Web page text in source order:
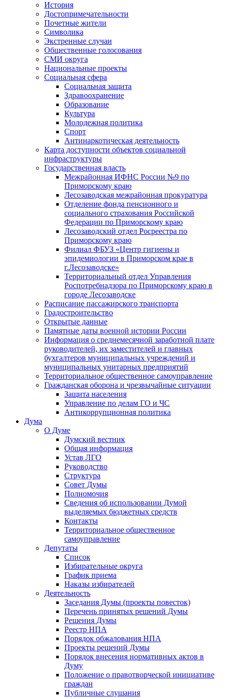
История
Достопримечательности
Почетные жители
Символика
Экстренные случаи
Общественные голосования
СМИ округа
Национальные проекты
Социальная сфера
Социальная защита
Здравоохранение
Образование
Культура
Молодежная политика
Спорт
Антинаркотическая деятельность
Карта доступности объектов социальной
инфраструктуры
Государственная власть
Межрайонная ИФНС России №9 по
Приморскому краю
Лесозаводская межрайонная прокуратура
Отделение фонда пенсионного и
социального страхования Российской
Федерации по Приморскому краю
Лесозаводский отдел Росреестра по
Приморскому краю
Филиал ФБУЗ «Центр гигиены и
эпидемиологии в Приморском крае в
г.Лесозаводске»
Территориальный отдел Управления
Роспотребнадзора по Приморскому краю в
городе Лесозаводске
Расписание пассажирского транспорта
Градостроительство
Открытые данные
Памятные даты военной истории России
Информация о среднемесячной заработной плате
руководителей, их заместителей и главных
бухгалтеров муниципальных учреждений и
муниципальных унитарных предприятий
Территориальное общественное самоуправление
Гражданская оборона и чрезвычайные ситуации
Защита населения
Управление по делам ГО и ЧС
Антикоррупционная политика
Дума
О Думе
Думский вестник
Общая информация
Устав ЛГО
Руководство
Структура
Совет Думы
Полномочия
Сведения об использовании Думой
выделяемых бюджетных средств
Контакты
Территориальное общественное
самоуправление
Депутаты
Список
Избирательные округа
График приема
Наказы избирателей
Деятельность
Заседания Думы (проекты повесток)
Перечень принятых решений Думы
Решения Думы
Реестр НПА
Порядок обжалования НПА
Проекты решений Думы
Порядок внесения нормативных актов в
Думу
Положение о правотворческой инициативе
граждан
Публичные слушания